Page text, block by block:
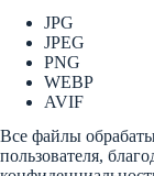
JPG
JPEG
PNG
WEBP
AVIF
Все файлы
пользователя,